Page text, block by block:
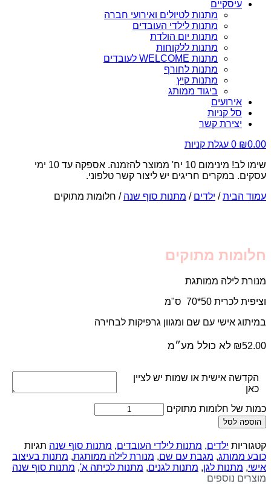
עיסקיים
מתנות לטיולים ואירועי חברה
מתנות לילדי העובדים
מתנות יום הולדת
מתנות ללקוחות
מתנות WELCOME לעובדים
מתנות לחורף
מתנות קיץ
ביגוד ממותג
אירועים
סל קניות
יצירת קשר
₪0.00
0 עגלת קניות
שימו לב! מינימום 10 יח' ממוצר להזמנה. אספקה עד 10 ימי
עסקים. במקרים חריגים יש ליצור קשר טלפוני.
עמוד הבית/ ילדים / מתנות סוף שנה / חלומות מתוקים
חלומות מתוקים
מנורת לילה ממותגת
וציפית לכרית 50*70 ס"מ
במיתוג אישי עם שם ומגוון גרפיקות לבחירה
₪52.00 לא כולל מע״מ
הקדשה אישית או שמות יש לציין
כאן
כמות של חלומות מתוקים
הוספה לסל
קטגוריות ילדים, מתנות לילדי העובדים, מתנות סוף שנה תגיות
כובע ממותג, מגבת עם שם, מנורת לילה ממותגת, מתנות בעיצוב
אישי, מתנות לגן, מתנות לגנים, מתנות לכיתה א', מתנות סוף שנה
מוצרים נוספים